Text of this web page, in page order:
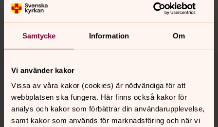
Samtycke Information Om
Vi använder kakor
Vissa av våra kakor (cookies) är nödvändiga för att
webbplatsen ska fungera. Här finns också kakor för
analys och kakor som förbättrar din användarupplevelse,
samt kakor som används för marknadsföring och när vi
Kontakt